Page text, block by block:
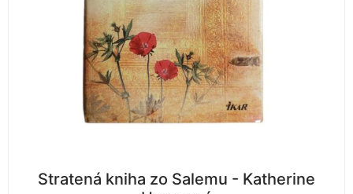
Stratená kniha zo Salemu - Katherine